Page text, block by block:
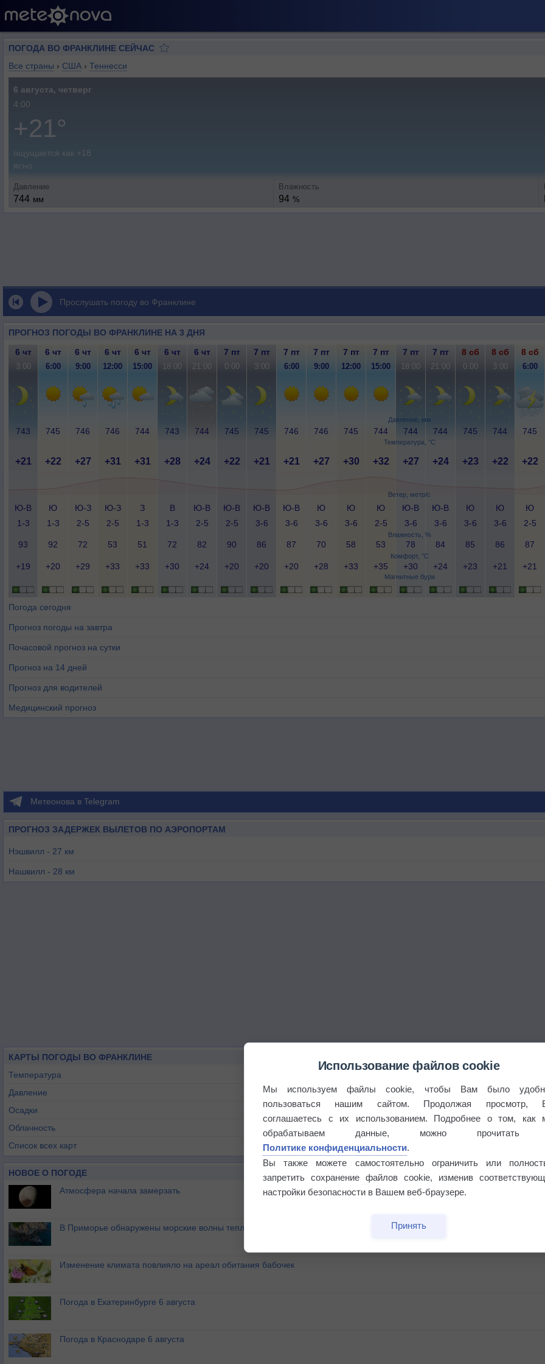
ПОГОДА ВО ФРАНКЛИНЕ СЕЙЧАС
Все страны › США › Теннесси
6 августа, четверг
4:00
+21°
ощущается как +18
ясно
Давление
744 мм
Влажность
94 %
Прослушать погоду во Франклине
ПРОГНОЗ ПОГОДЫ ВО ФРАНКЛИНЕ НА 3 ДНЯ
Давление, мм
Температура, °C
Ветер, метр/с
Влажность, %
Комфорт, °C
Магнитные бури
6 чт 6 чт 6 чт 6 чт 6 чт 6 чт 6 чт 7 пт 7 пт 7 пт 7 пт 7 пт 7 пт 7 пт 7 пт 8 сб 8 сб 8 сб
3:00 6:00 9:00 12:00 15:00 18:00 21:00 0:00 3:00 6:00 9:00 12:00 15:00 18:00 21:00 0:00 3:00 6:00
743 745 746 746 744 743 744 745 745 746 746 745 744 744 744 745 744 745
+21 +22 +27 +31 +31 +28 +24 +22 +21 +21 +27 +30 +32 +27 +24 +23 +22 +22
Ю-В
1-3
Ю
1-3
Ю-З
2-5
Ю-З
2-5
З
1-3
В
1-3
Ю-В
2-5
Ю-В
2-5
Ю-В
3-6
Ю-В
3-6
Ю
3-6
Ю
3-6
Ю
2-5
Ю-В
3-6
Ю-В
3-6
Ю
3-6
Ю
3-6
Ю
2-5
93 92 72 53 51 72 82 90 86 87 70 58 53 78 84 85 86 87
+19 +20 +29 +33 +33 +30 +24 +20 +20 +20 +28 +33 +35 +30 +24 +23 +21 +21
Погода сегодня
Прогноз погоды на завтра
Почасовой прогноз на сутки
Прогноз на 14 дней
Прогноз для водителей
Медицинский прогноз
Метеонова в Telegram
ПРОГНОЗ ЗАДЕРЖЕК ВЫЛЕТОВ ПО АЭРОПОРТАМ
Нэшвилл - 27 км
Нашвилл - 28 км
КАРТЫ ПОГОДЫ ВО ФРАНКЛИНЕ
Температура
Давление
Осадки
Облачность
Список всех карт
НОВОЕ О ПОГОДЕ
Атмосфера начала замерзать
В Приморье обнаружены морские волны тепла
Изменение климата повлияло на ареал обитания бабочек
Погода в Екатеринбурге 6 августа
Погода в Краснодаре 6 августа
Использование файлов cookie
Мы используем файлы cookie, чтобы Вам было
пользоваться нашим сайтом. Продолжая просмотр,
соглашаетесь с их использованием. Подробнее о том, как
обрабатываем данные, можно прочитать
Политике конфиденциальности.
Вы также можете самостоятельно ограничить или
запретить сохранение файлов cookie, изменив
настройки безопасности в Вашем веб-браузере.
Принять